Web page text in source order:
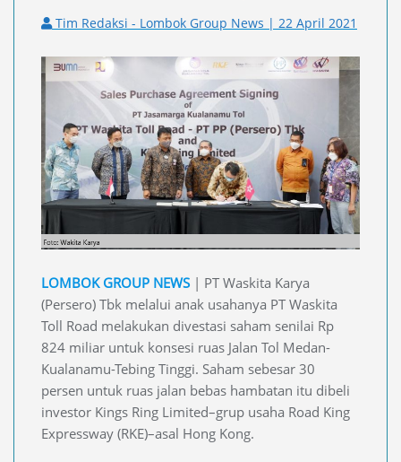
Tim Redaksi - Lombok Group News | 22 April 2021
LOMBOK GROUP NEWS | PT Waskita Karya
(Persero) Tbk melalui anak usahanya PT Waskita
Toll Road melakukan divestasi saham senilai Rp
824 miliar untuk konsesi ruas Jalan Tol Medan-
Kualanamu-Tebing Tinggi. Saham sebesar 30
persen untuk ruas jalan bebas hambatan itu dibeli
investor Kings Ring Limited–grup usaha Road King
Expressway (RKE)–asal Hong Kong.